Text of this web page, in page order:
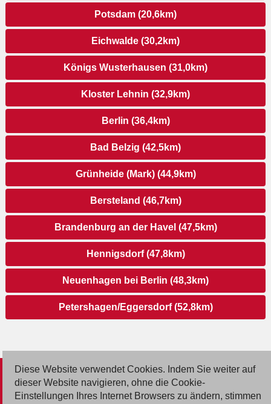
Potsdam (20,6km)
Eichwalde (30,2km)
Königs Wusterhausen (31,0km)
Kloster Lehnin (32,9km)
Berlin (36,4km)
Bad Belzig (42,5km)
Grünheide (Mark) (44,9km)
Bersteland (46,7km)
Brandenburg an der Havel (47,5km)
Hennigsdorf (47,8km)
Neuenhagen bei Berlin (48,3km)
Petershagen/Eggersdorf (52,8km)
© 2026 Deutsche Jobmarkt GmbH
Diese Website verwendet Cookies. Indem Sie weiter auf
dieser Website navigieren, ohne die Cookie-
Einstellungen Ihres Internet Browsers zu ändern, stimmen